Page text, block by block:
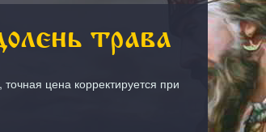
трава
цена корректируется при